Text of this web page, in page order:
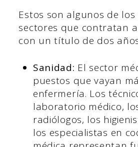
Estos son algunos de
sectores que contratan
con un título de dos
Sanidad: El sector
puestos que vayan
enfermería. Los
laboratorio médico,
radiólogos, los
los especialistas en